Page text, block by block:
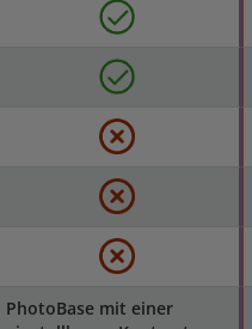
PhotoBase mit einer